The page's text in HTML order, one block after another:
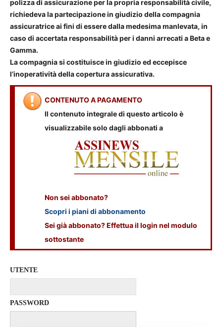
polizza di assicurazione per la propria responsabilità civile,
richiedeva la partecipazione in giudizio della compagnia
assicuratrice ai fini di essere dalla medesima manlevata, in
caso di accertata responsabilità per i danni arrecati a Beta e
Gamma.
La compagnia si costituisce in giudizio ed eccepisce
l’inoperatività della copertura assicurativa.
CONTENUTO A PAGAMENTO
Il contenuto integrale di questo articolo è
visualizzabile solo dagli abbonati a
Non sei abbonato?
Scopri i piani di abbonamento
Sei già abbonato? Effettua il login nel modulo
sottostante
UTENTE
PASSWORD